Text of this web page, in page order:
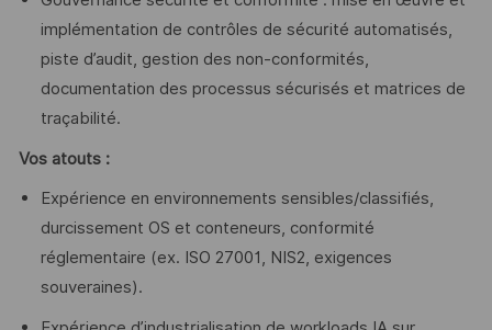
implémentation de contrôles de sécurité automatisés,
piste d’audit, gestion des non-conformités,
documentation des processus sécurisés et matrices de
traçabilité.
Vos atouts :
Expérience en environnements sensibles/classifiés,
durcissement OS et conteneurs, conformité
réglementaire (ex. ISO 27001, NIS2, exigences
souveraines).